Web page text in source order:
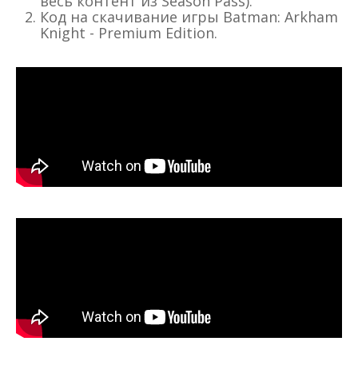
Код на скачивание игры Batman: Arkham
Knight - Premium Edition.